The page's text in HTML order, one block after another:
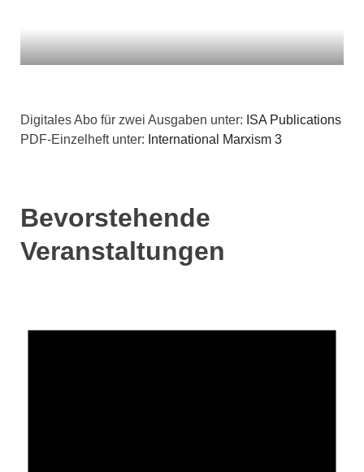
Digitales Abo für zwei Ausgaben unter: ISA Publications
PDF-Einzelheft unter: International Marxism 3
Bevorstehende
Veranstaltungen